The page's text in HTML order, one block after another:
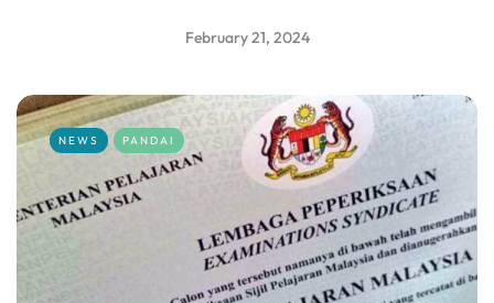
February 21, 2024
NEWS PANDAI